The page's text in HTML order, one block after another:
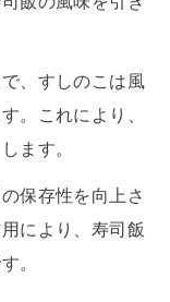
、すしのこは風
。これにより、
ます。
保存性を向上さ
により、寿司飯
。